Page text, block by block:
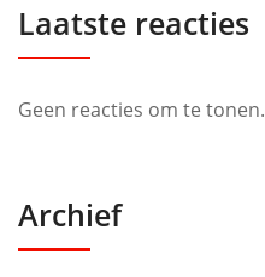
Laatste reacties
Geen reacties om te tonen.
Archief